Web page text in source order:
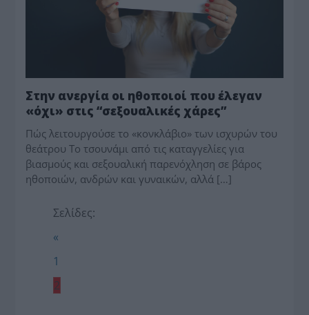
Στην ανεργία οι ηθοποιοί που έλεγαν
«όχι» στις “σεξουαλικές χάρες”
Πώς λειτουργούσε το «κονκλάβιο» των ισχυρών του
θεάτρου Το τσουνάμι από τις καταγγελίες για
βιασμούς και σεξουαλική παρενόχληση σε βάρος
ηθοποιών, ανδρών και γυναικών, αλλά […]
Σελίδες:
«
1
2